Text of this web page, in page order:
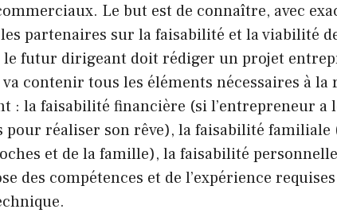
Le but est de connaître, avec
partenaires sur la faisabilité et la viabilité
le futur dirigeant doit rédiger un projet
contenir tous les éléments nécessaires à la
: la faisabilité financière (si l’entrepreneur a
pour réaliser son rêve), la faisabilité
et de la famille), la faisabilité
des compétences et de l’expérience